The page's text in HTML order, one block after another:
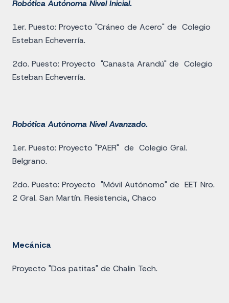
Robótica Autónoma Nivel Inicial.
1er. Puesto: Proyecto "Cráneo de Acero" de Colegio
Esteban Echeverría.
2do. Puesto: Proyecto "Canasta Arandú" de Colegio
Esteban Echeverría.
Robótica Autónoma Nivel Avanzado.
1er. Puesto: Proyecto "PAER" de Colegio Gral.
Belgrano.
2do. Puesto: Proyecto "Móvil Autónomo" de EET Nro.
2 Gral. San Martín. Resistencia, Chaco
Mecánica
Proyecto "Dos patitas" de Chalin Tech.